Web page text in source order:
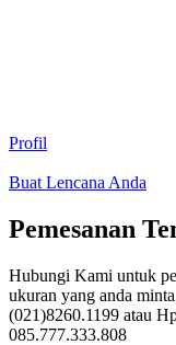
Profil
Buat Lencana Anda
Pemesanan
Hubungi Kami untuk
ukuran yang anda
(021)8260.1199 atau
085.777.333.808